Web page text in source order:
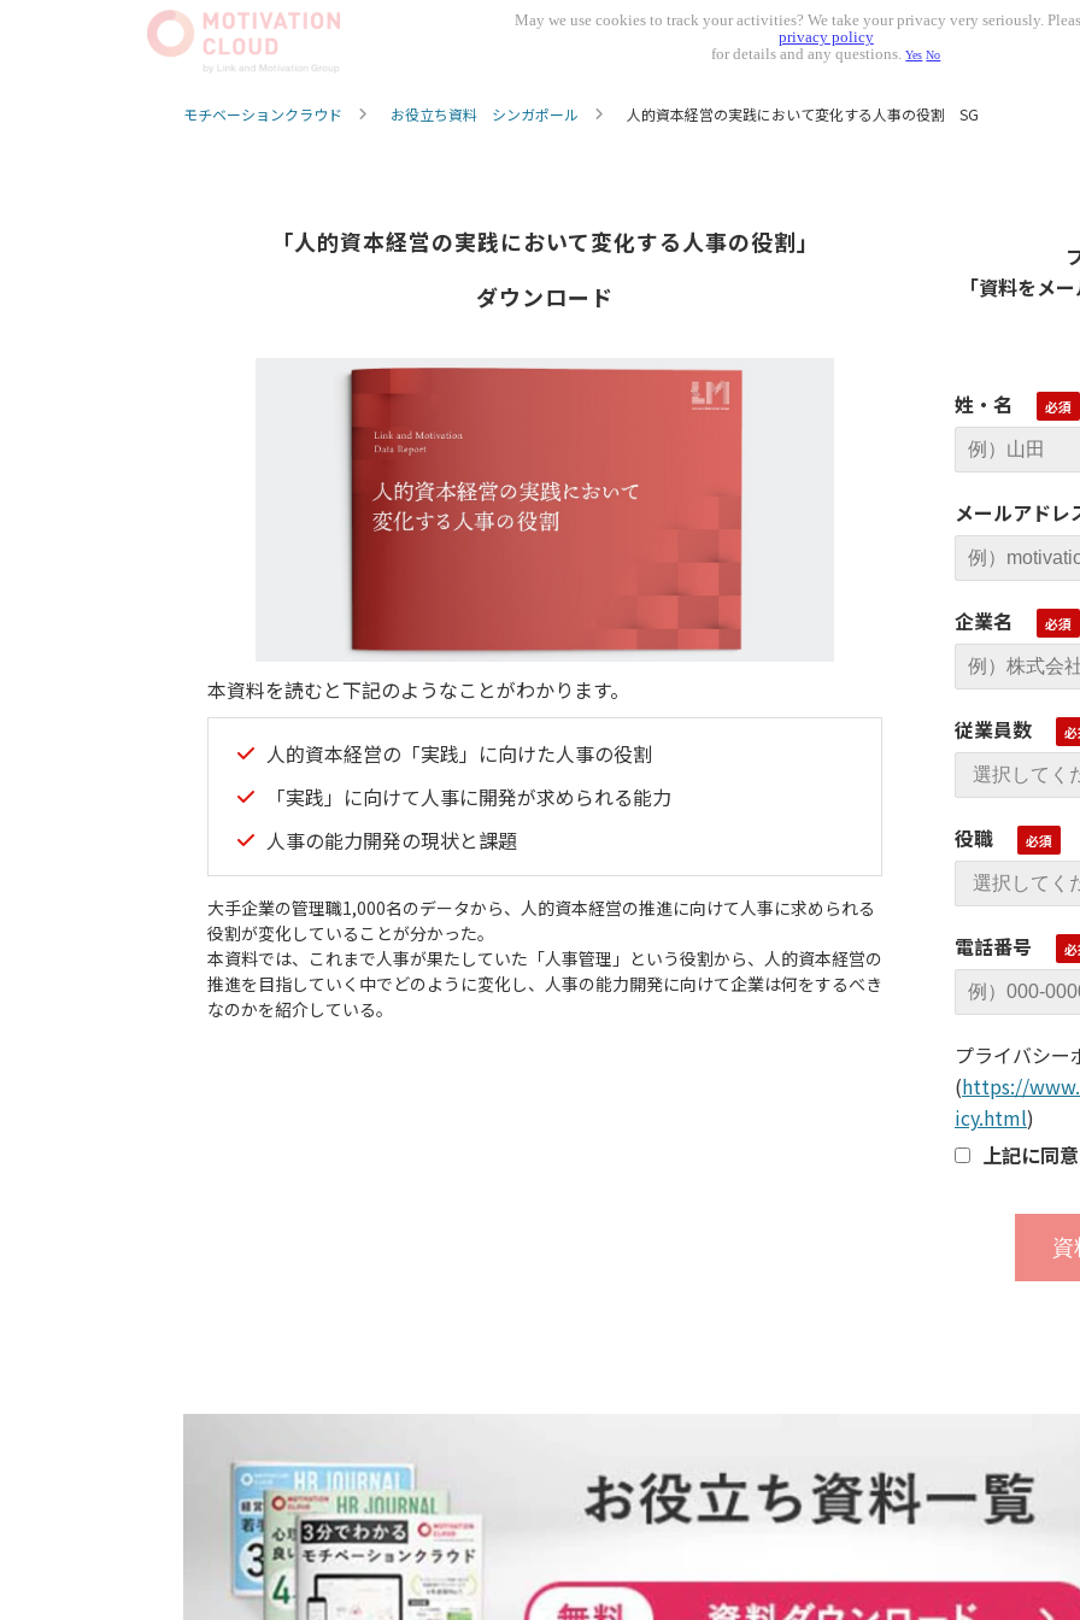
モチベーションクラウド お役立ち資料 シンガポール 人的資本経営の実践において変化する人事の役割 SG
「人的資本経営の実践において変化する人事の役割」
ダウンロード
本資料を読むと下記のようなことがわかります。
人的資本経営の「実践」に向けた人事の役割
「実践」に向けて人事に開発が求められる能力
人事の能力開発の現状と課題
大手企業の管理職1,000名のデータから、人的資本経営の推進に向けて人事に求められる
役割が変化していることが分かった。
本資料では、これまで人事が果たしていた「人事管理」という役割から、人的資本経営の
推進を目指していく中でどのように変化し、人事の能力開発に向けて企業は何をするべき
なのかを紹介している。
「資料をメ
姓・名
メールアドレ
企業名
従業員数
役職
電話番号
プライバシー
(https://
icy.html)
上記に同
May we use cookies to track your activities? We take your privacy very seriously.
privacy policy
for details and any questions.Yes No